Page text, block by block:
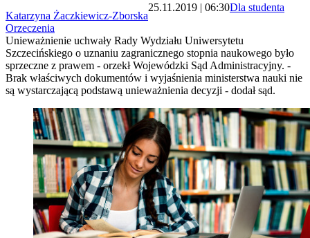
Katarzyna Żaczkiewicz-Zborska
25.11.2019 | 06:30Dla studenta
Orzeczenia
Unieważnienie uchwały Rady Wydziału Uniwersytetu
Szczecińskiego o uznaniu zagranicznego stopnia naukowego było
sprzeczne z prawem - orzekł Wojewódzki Sąd Administracyjny. -
Brak właściwych dokumentów i wyjaśnienia ministerstwa nauki nie
są wystarczającą podstawą unieważnienia decyzji - dodał sąd.